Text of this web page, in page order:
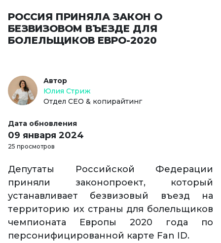
РОССИЯ ПРИНЯЛА ЗАКОН О
БЕЗВИЗОВОМ ВЪЕЗДЕ ДЛЯ
БОЛЕЛЬЩИКОВ ЕВРО-2020
Автор
Юлия Стриж
Отдел СЕО & копирайтинг
Дата обновления
09 января 2024
25 просмотров
Депутаты Российской Федерации
приняли законопроект, который
устанавливает безвизовый въезд на
территорию их страны для болельщиков
чемпионата Европы 2020 года по
персонифицированной карте Fan ID.